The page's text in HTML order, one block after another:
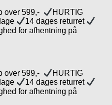
over 599,-
HURTIG
14 dages returret
for afhentning på
over 599,-
HURTIG
14 dages returret
for afhentning på